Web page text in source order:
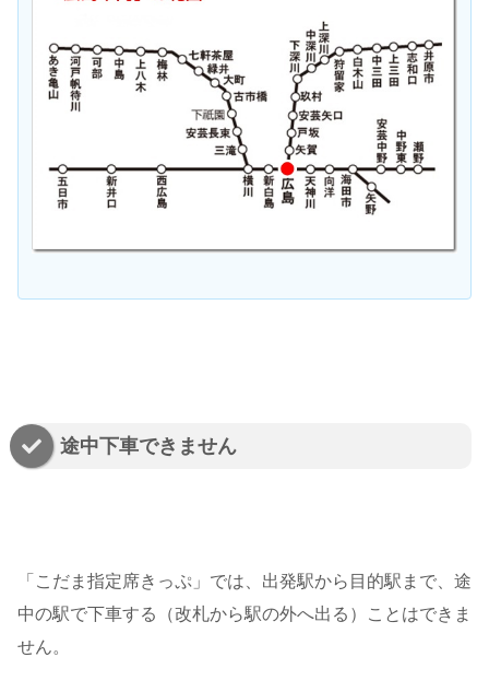
途中下車できません
「こだま指定席きっぷ」では、出発駅から目的駅まで、途
中の駅で下車する（改札から駅の外へ出る）ことはできま
せん。